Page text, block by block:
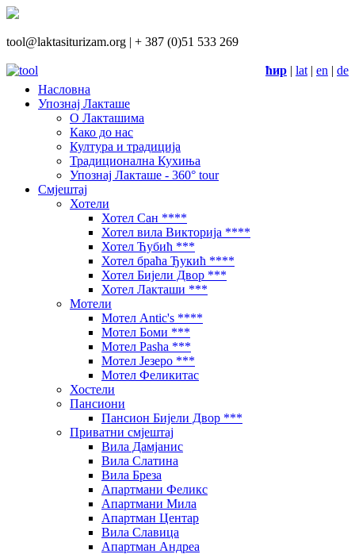
tool@laktasiturizam.org | + 387 (0)51 533 269
ћир | lat | en | de
Насловна
Упознај Лакташе
О Лакташима
Како до нас
Култура и традиција
Традиционална Кухиња
Упознај Лакташе - 360° tour
Смјештај
Хотели
Хотел Сан ****
Хотел вила Викторија ****
Хотел Ћубић ***
Хотел браћа Ђукић ****
Хотел Бијели Двор ***
Хотел Лакташи ***
Мотели
Мотел Antic's ****
Мотел Боми ***
Мотел Pasha ***
Мотел Језеро ***
Мотел Феликитас
Хостели
Пансиони
Пансион Бијели Двор ***
Приватни смјештај
Вила Дамјанис
Вила Слатина
Вила Бреза
Апартмани Феликс
Апартмани Мила
Апартман Центар
Вила Славица
Апартман Андреа